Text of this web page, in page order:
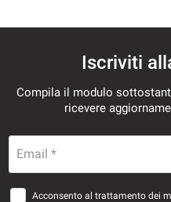
Iscriviti
Compila il modulo
ricevere
Email *
Acconsento al trattamento dei